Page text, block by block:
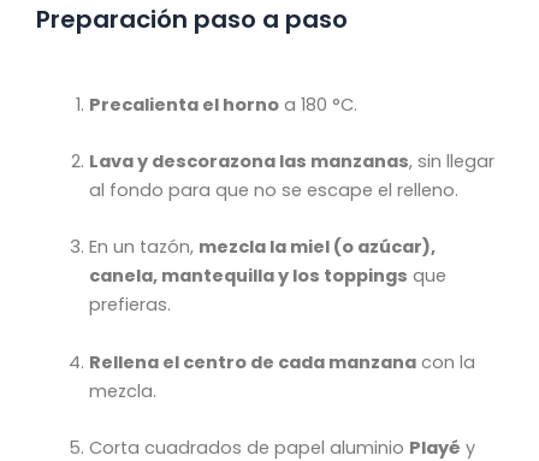
Preparación paso a paso
Precalienta el hornoa 180 °C.
Lava y descorazona las manzanas, sin llegar
al fondo para que no se escape el relleno.
En un tazón, mezcla la miel (o azúcar),
canela, mantequilla y los toppings que
prefieras.
Rellena el centro de cada manzanacon la
mezcla.
Corta cuadrados de papel aluminio Playé y